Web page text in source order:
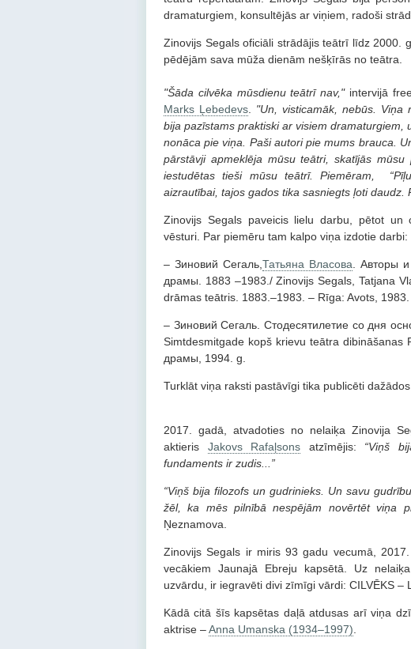
dramaturgiem, konsultējās ar viņiem, radoši
Zinovijs Segals oficiāli strādājis teātrī līdz 2000.
pēdējām sava mūža dienām nešķīrās no teātra.
"Šāda cilvēka mūsdienu teātrī nav,"intervijā
Marks Ļebedevs
"Un, visticamāk, nebūs. Viņa
bija pazīstams praktiski ar visiem
nonāca pie viņa. Paši autori pie mums brauca.
pārstāvji apmeklēja mūsu teātri, skatījās
iestudētas tieši mūsu teātrī. Piemēram,
aizrautībai, tajos gados tika sasniegts ļoti
Zinovijs Segals paveicis lielu darbu, pētot un
vēsturi. Par piemēru tam kalpo viņa izdotie darbi:
– Зиновий Сегаль, Татьяна Власова . Авторы
драмы. 1883 –1983./ Zinovijs Segals, Tatjana
drāmas teātris. 1883.–1983. – Rīga: Avots, 1983.
– Зиновий Сегаль. Стодесятилетие со дня
Simtdesmitgade kopš krievu teātra dibināšanas
драмы, 1994. g.
Turklāt viņa raksti pastāvīgi tika publicēti
2017. gadā, atvadoties no nelaiķa Zinovija
aktieris Jakovs Rafaļsons atzīmējis: “Viņš
fundaments ir zudis...”
“Viņš bija filozofs un gudrinieks. Un savu
žēl, ka mēs pilnībā nespējām novērtēt viņa
Ņeznamova.
Zinovijs Segals ir miris 93 gadu vecumā,
vecākiem Jaunajā Ebreju kapsētā. Uz
uzvārdu, ir iegravēti divi zīmīgi vārdi: CILVĒKS –
Kādā citā šīs kapsētas daļā atdusas arī viņa
aktrise –Anna Umanska (1934–1997)